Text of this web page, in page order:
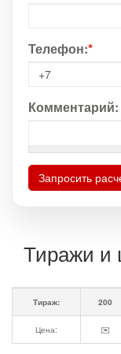
Телефон:*
Комментарий:
Запросить
Тиражи и
Тираж: 200
Цена: ✉️